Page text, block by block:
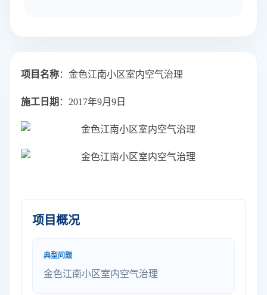
项目名称：金色江南小区室内空气治理
施工日期 ：2017年9月9日
项目概况
典型问题
金色江南小区室内空气治理